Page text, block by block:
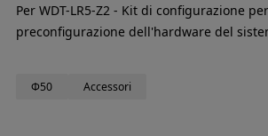
Per WDT-LR5-Z2 - Kit di configurazione
preconfigurazione dell'hardware del
Φ50 Accessori